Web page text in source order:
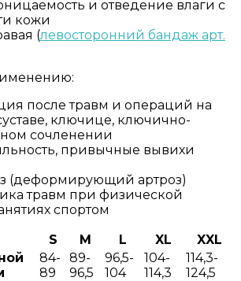
и отведение влаги с
кожи
(левосторонний бандаж арт.
после травм и операций на
ключице, ключично-
сочленении
привычные вывихи
(деформирующий артроз)
травм при физической
спортом
S M L XL
XXL
84-
89
89-
96,5
96,5-
104
104-
114,3
114,3-
124,5